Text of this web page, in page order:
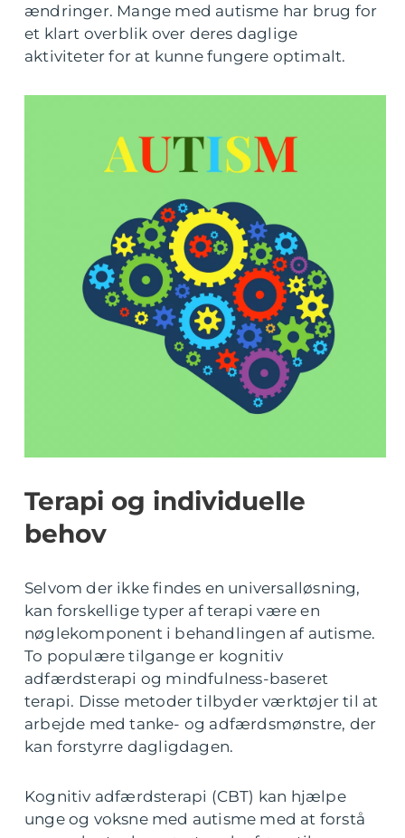
ændringer. Mange med autisme har brug for
et klart overblik over deres daglige
aktiviteter for at kunne fungere optimalt.
Terapi og individuelle
behov
Selvom der ikke findes en universalløsning,
kan forskellige typer af terapi være en
nøglekomponent i behandlingen af autisme.
To populære tilgange er kognitiv
adfærdsterapi og mindfulness-baseret
terapi. Disse metoder tilbyder værktøjer til at
arbejde med tanke- og adfærdsmønstre, der
kan forstyrre dagligdagen.
Kognitiv adfærdsterapi (CBT) kan hjælpe
unge og voksne med autisme med at forstå